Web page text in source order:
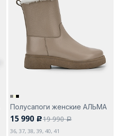
Полусапоги женские АЛЬМА
15 990 c19 990a
36, 37, 38, 39, 40, 41